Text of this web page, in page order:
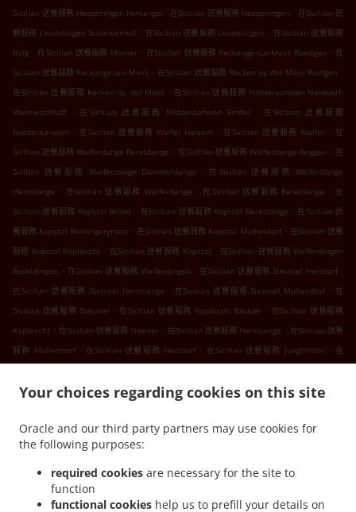
Your choices regarding cookies on this site
Oracle and our third party partners may use cookies for
the following purposes:
required cookies are necessary for the site to
function
functional cookies help us to prefill your details on
Sicilian 送餐服務 Hesperingen Fentange . 在Sicilian 送餐服務 Hesperingen . 在Sicilian 送
餐服務 Leudelingen Schlewenhof . 在Sicilian 送餐服務 Leudelingen . 在Sicilian 送餐服務
Itzig . 在Sicilian 送餐服務 Mamer . 在Sicilian 送餐服務 Reckange-sur-Mess Roedgen . 在
Sicilian 送餐服務 Reckange-sur-Mess . 在Sicilian 送餐服務 Recken op der Mess Riedgen .
在Sicilian 送餐服務 Recken op der Mess . 在Sicilian 送餐服務 Nidderaanwen Neiduerf-
Weimeschhaff
. 在Sicilian 送餐服務 Nidderaanwen Findel . 在Sicilian 送餐服務
Nidderaanwen . 在Sicilian 送餐服務 Walfer Helsem . 在Sicilian 送餐服務 Walfer . 在
Sicilian 送餐服務 Walferdange Bereldange . 在Sicilian 送餐服務 Walferdange Beggen . 在
Sicilian 送餐服務 Walferdange Dommeldange
. 在Sicilian 送餐服務 Walferdange
Helmsange . 在Sicilian 送餐服務 Walferdange . 在Sicilian 送餐服務 Bereldange . 在
Sicilian 送餐服務 Kopstal Bridel . 在Sicilian 送餐服務 Kopstal Bereldange . 在Sicilian 送
餐服務 Kopstal Rollengergronn . 在Sicilian 送餐服務 Kopstal Mullendorf . 在Sicilian 送餐
服務 Kopstal Koplescht . 在Sicilian 送餐服務 Kopstal . 在Sicilian 送餐服務 Walferdingen
Bereldingen . 在Sicilian 送餐服務 Walferdingen . 在Sicilian 送餐服務 Steinsel Heisdorf .
在Sicilian 送餐服務 Steinsel Helmsange . 在Sicilian 送餐服務 Steinsel Mullendorf . 在
Sicilian 送餐服務 Steinsel . 在Sicilian 送餐服務 Koplescht Briddel . 在Sicilian 送餐服務
Koplescht . 在Sicilian 送餐服務 Steesel . 在Sicilian 送餐服務 Helmsange . 在Sicilian 送餐
服務 Mullendorf . 在Sicilian 送餐服務 Heisdorf . 在Sicilian 送餐服務 Junglinster . 在
Lorentzweiler Bofferdange
. 在Sicilian 送餐服務 Lorentzweiler Boufer . 在Sicilian 送餐服
送餐服務 Lorentzweiler Hunsdorf . 在Sicilian 送餐服務 Lorentzweiler Hielem . 在Sicilian
送餐服務 Lorentzweiler . 在Sicilian 送餐服務 Luerenzweiler Boufer
Luerenzweiler Hielem
在Sicilian 送餐服務 Luerenzweiler
在Sicilian 送餐服務
Helmdange
. 在Sicilian 送餐服務 Kehlen Bridel
Brameschhaff . 在Sicilian 送餐服務 Kehlen 在Sicilian 送餐服務 Contern . 在Sicilian 送